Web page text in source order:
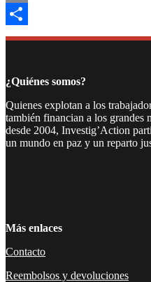
Email
Compartir
¿Quiénes somos?
Quienes explotan a los
también financian a los grandes
desde 2004, Investig’Action
un mundo en paz y un reparto
Más enlaces
Contacto
Reembolsos y devoluciones